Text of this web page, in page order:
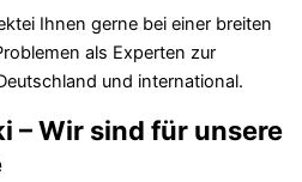
Ihnen gerne bei einer breiten
als Experten zur
und international.
– Wir sind für unsere